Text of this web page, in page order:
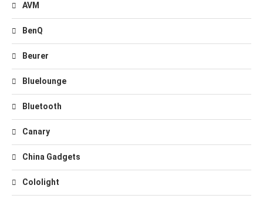
AVM
BenQ
Beurer
Bluelounge
Bluetooth
Canary
China Gadgets
Cololight